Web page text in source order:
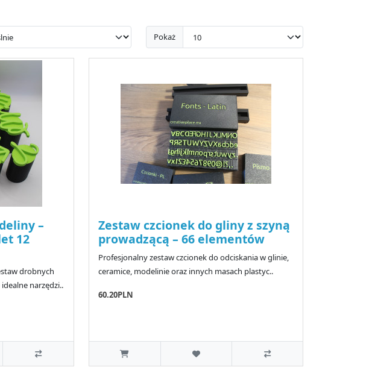
Pokaż
–
12
drobnych
narzędzi..
Zestaw czcionek do gliny z szyną
prowadzącą – 66 elementów
Profesjonalny zestaw czcionek do odciskania w glinie,
ceramice, modelinie oraz innych masach plastyc..
60.20PLN